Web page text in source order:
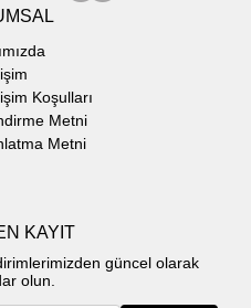
Koşulları
Metni
Metni
KAYIT
güncel olarak
olun.